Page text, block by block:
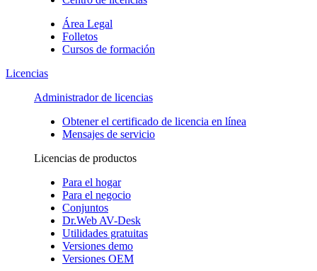
Área Legal
Folletos
Cursos de formación
Licencias
Administrador de licencias
Obtener el certificado de licencia en línea
Mensajes de servicio
Licencias de productos
Para el hogar
Para el negocio
Conjuntos
Dr.Web AV-Desk
Utilidades gratuitas
Versiones demo
Versiones OEM